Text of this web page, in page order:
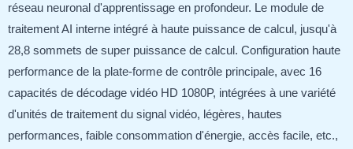
réseau neuronal d'apprentissage en profondeur. Le module de
traitement AI interne intégré à haute puissance de calcul, jusqu'à
28,8 sommets de super puissance de calcul. Configuration haute
performance de la plate-forme de contrôle principale, avec 16
capacités de décodage vidéo HD 1080P, intégrées à une variété
d'unités de traitement du signal vidéo, légères, hautes
performances, faible consommation d'énergie, accès facile, etc.,